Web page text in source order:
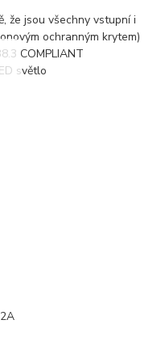
že jsou všechny vstupní i
ochranným krytem)
COMPLIANT
světlo